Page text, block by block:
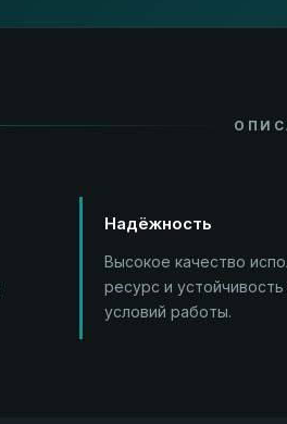
Надёжность
Высокое качество
ресурс и
условий работы.